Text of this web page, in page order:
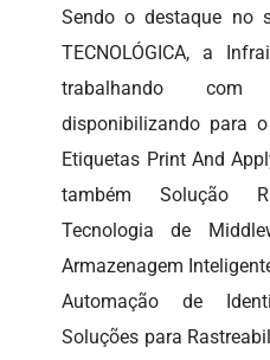
Sendo o destaque no
TECNOLÓGICA, a
trabalhando com
disponibilizando para
Etiquetas Print And
também Solução
Tecnologia de
Armazenagem
Automação de
Soluções para